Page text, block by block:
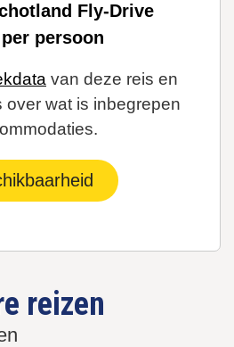
Fly-Drive
persoon
van deze reis en
over wat is inbegrepen
reizen